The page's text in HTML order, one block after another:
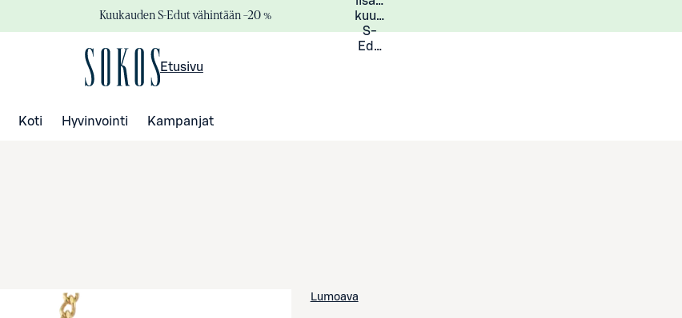
Kuukauden S-Edut vähintään –20 %
kuukauden
S-
Eduista
Etusivu
Koti Hyvinvointi Kampanjat
Lumoava